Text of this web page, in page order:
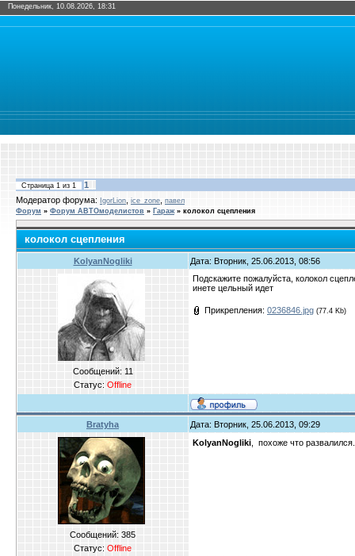
Понедельник, 10.08.2026, 18:31
Страница 1 из 1
1
Модератор форума:
IgorLion ice_zone павел
Форум » Форум АВТОмоделистов » Гараж » колокол сцепления
колокол сцепления
KolyanNogliki Дата: Вторник, 25.06.2013, 08:56
Сообщений: 11
Статус: Offline
Подскажите пожалуйста, колокол
инете цельный идет
Прикрепления: 0236846.jpg (77.4 Kb)
Bratyha Дата: Вторник, 25.06.2013, 09:29
Сообщений: 385
Статус: Offline
KolyanNogliki , похоже что